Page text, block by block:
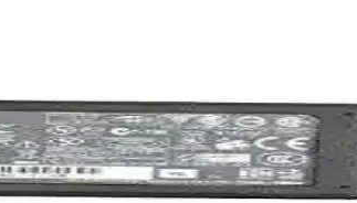
sorunlarıyla dikkat çeken bir güç
ve Güçlü Model
ve uygun fiyatlı bir dizüstü bilgisayardır.